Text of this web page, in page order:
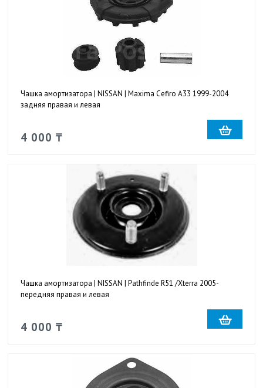
Чашка амортизатора | NISSAN | Maxima Cefiro A33 1999-2004
задняя правая и левая
4 000 ₸
Чашка амортизатора | NISSAN | Pathfinde R51 /Xterra 2005-
передняя правая и левая
4 000 ₸